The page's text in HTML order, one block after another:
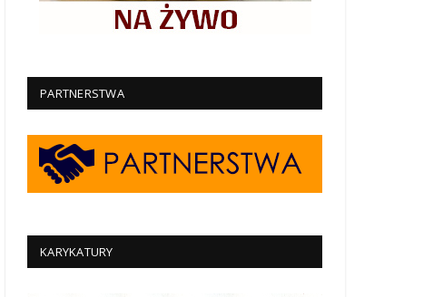
PARTNERSTWA
KARYKATURY